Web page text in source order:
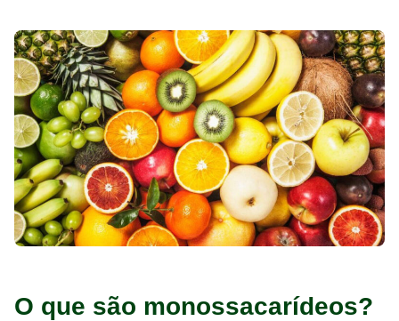
O que são monossacarídeos?